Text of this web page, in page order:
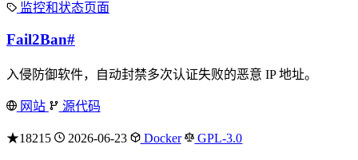
监控和状态页面
Fail2Ban#
入侵防御软件，自动封禁多次认证失败的恶意 IP 地址。
网站 源代码
★18215 2026-06-23 Docker GPL-3.0